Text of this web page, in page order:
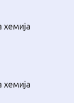
хемија
хемија